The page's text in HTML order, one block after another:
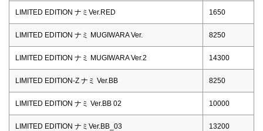
LIMITED EDITION ナミVer.RED 1650
LIMITED EDITION ナミ MUGIWARA Ver. 8250
LIMITED EDITION ナミ MUGIWARA Ver.2 14300
LIMITED EDITION-Z ナミ Ver.BB 8250
LIMITED EDITION ナミ Ver.BB 02 10000
LIMITED EDITION ナミVer.BB_03 13200